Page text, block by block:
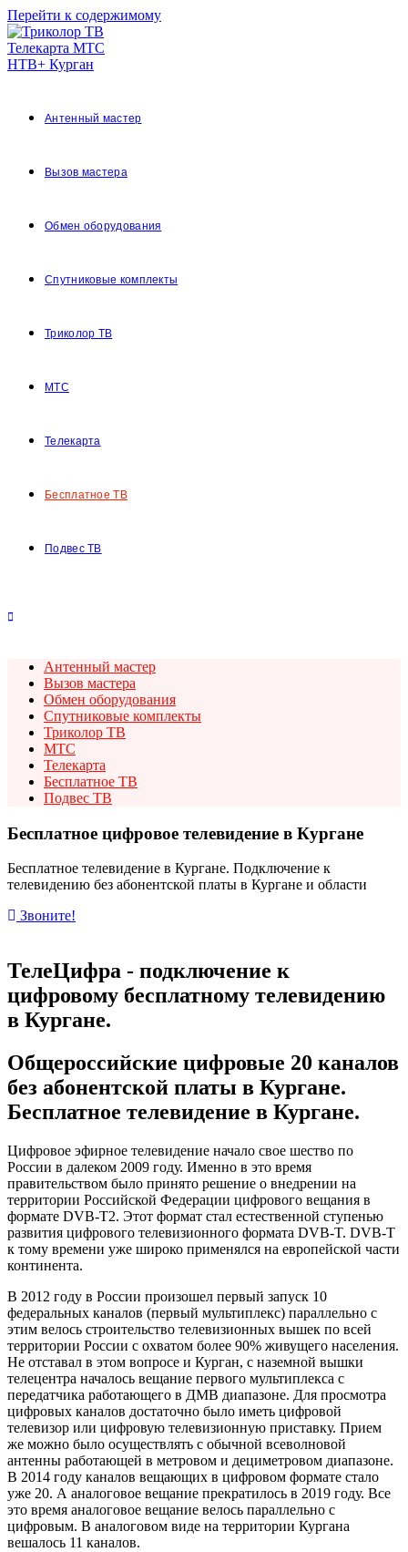
Перейти к содержимому
Антенный мастер
Вызов мастера
Обмен оборудования
Спутниковые комплекты
Триколор ТВ
МТС
Телекарта
Бесплатное ТВ
Подвес ТВ
Антенный мастер
Вызов мастера
Обмен оборудования
Спутниковые комплекты
Триколор ТВ
МТС
Телекарта
Бесплатное ТВ
Подвес ТВ
Бесплатное цифровое телевидение в Кургане
Бесплатное телевидение в Кургане. Подключение к
телевидению без абонентской платы в Кургане и области
Звоните!
ТелеЦифра - подключение к
цифровому бесплатному телевидению
в Кургане.
Общероссийские цифровые 20 каналов
без абонентской платы в Кургане.
Бесплатное телевидение в Кургане.
Цифровое эфирное телевидение начало свое шество по
России в далеком 2009 году. Именно в это время
правительством было принято решение о внедрении на
территории Российской Федерации цифрового вещания в
формате DVB-T2. Этот формат стал естественной ступенью
развития цифрового телевизионного формата DVB-T. DVB-T
к тому времени уже широко применялся на европейской части
континента.
В 2012 году в России произошел первый запуск 10
федеральных каналов (первый мультиплекс) параллельно с
этим велось строительство телевизионных вышек по всей
территории России с охватом более 90% живущего населения.
Не отставал в этом вопросе и Курган, с наземной вышки
телецентра началось вещание первого мультиплекса с
передатчика работающего в ДМВ диапазоне. Для просмотра
цифровых каналов достаточно было иметь цифровой
телевизор или цифровую телевизионную приставку. Прием
же можно было осуществлять с обычной всеволновой
антенны работающей в метровом и дециметровом диапазоне.
В 2014 году каналов вещающих в цифровом формате стало
уже 20. А аналоговое вещание прекратилось в 2019 году. Все
это время аналоговое вещание велось параллельно с
цифровым. В аналоговом виде на территории Кургана
вешалось 11 каналов.